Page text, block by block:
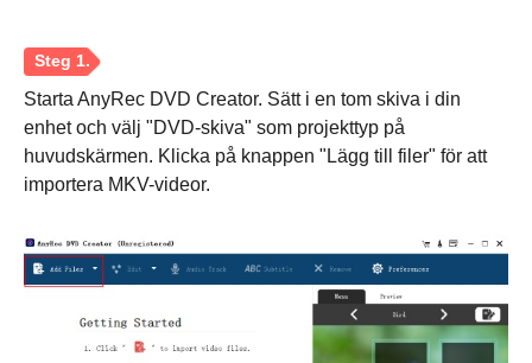
Starta AnyRec DVD Creator. Sätt i en tom skiva i din
enhet och välj "DVD-skiva" som projekttyp på
huvudskärmen. Klicka på knappen "Lägg till filer" för att
importera MKV-videor.